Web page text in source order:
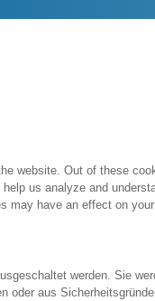
website. Out of these
us analyze and
have an effect on your
werden. Sie
aus